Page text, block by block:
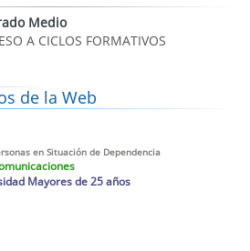
Medio
A CICLOS FORMATIVOS
de la Web
en Situación de Dependencia
Mayores de 25 años